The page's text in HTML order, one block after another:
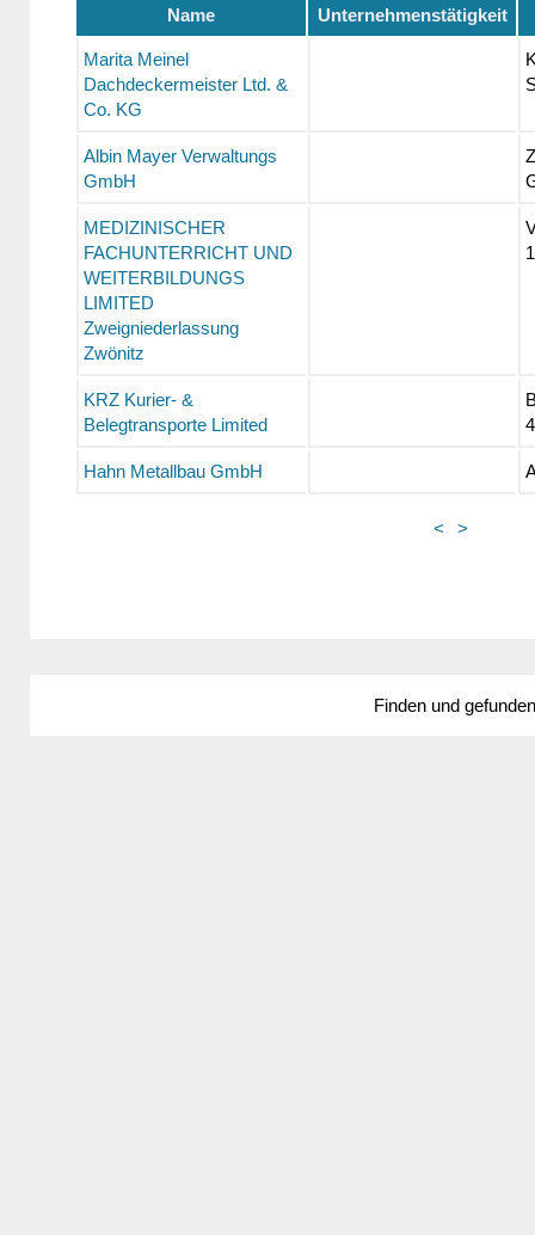
Name Unternehmenstätigkeit
Marita Meinel
Dachdeckermeister Ltd. &
Co. KG
Albin Mayer Verwaltungs
GmbH
MEDIZINISCHER
FACHUNTERRICHT UND
WEITERBILDUNGS
LIMITED
Zweigniederlassung
Zwönitz
KRZ Kurier- &
Belegtransporte Limited
Hahn Metallbau GmbH
< >
Finden und